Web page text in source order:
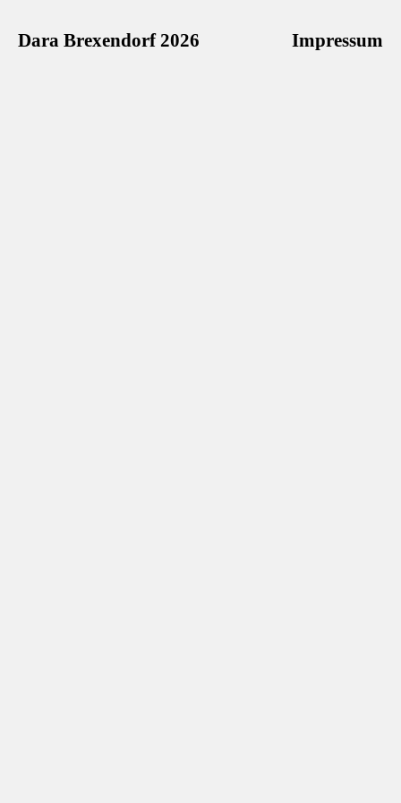
Dara Brexendorf 2026 Impressum